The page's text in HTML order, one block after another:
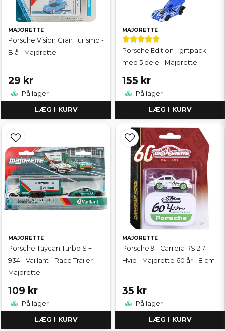
MAJORETTE
Porsche Vision Gran Turismo -
Blå - Majorette
29 kr
På lager
LÆG I KURV
MAJORETTE
Porsche Edition - giftpack
med 5 dele - Majorette
155 kr
På lager
LÆG I KURV
MAJORETTE
Porsche Taycan Turbo S +
934 - Vaillant - Race Trailer -
Majorette
109 kr
På lager
LÆG I KURV
MAJORETTE
Porsche 911 Carrera RS 2.7 -
Hvid - Majorette 60 år - 8 cm
35 kr
På lager
LÆG I KURV